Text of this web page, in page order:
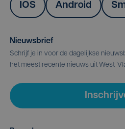
IOS Android
Nieuwsbrief
Schrijf je in voor de dagelijkse
het meest recente nieuws uit West-